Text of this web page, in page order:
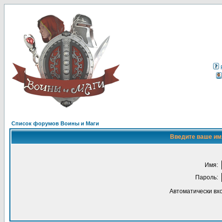
Список форумов Воины и Маги
Введите ваше
Имя:
Пароль:
Автоматически